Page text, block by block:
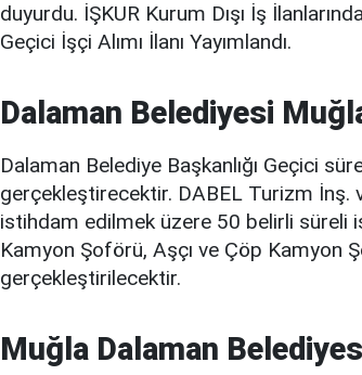
duyurdu. İŞKUR Kurum Dışı İş
Geçici İşçi Alımı İlanı Yayımlandı.
Dalaman Belediyesi
Dalaman Belediye Başkanlığı Geçici
gerçekleştirecektir. DABEL Turizm İnş.
istihdam edilmek üzere 50 belirli süreli
Kamyon Şoförü, Aşçı ve Çöp Kamyon
gerçekleştirilecektir.
Muğla Dalaman